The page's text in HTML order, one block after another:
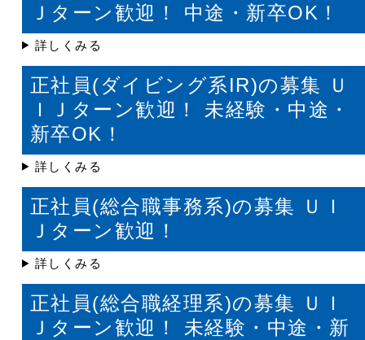
Ｊターン歓迎！ 中途・新卒OK！
詳しくみる
正社員(ダイビング系IR)の募集 Ｕ
ＩＪターン歓迎！ 未経験・中途・
新卒OK！
詳しくみる
正社員(総合職事務系)の募集 ＵＩ
Ｊターン歓迎！
詳しくみる
正社員(総合職経理系)の募集 ＵＩ
Ｊターン歓迎！ 未経験・中途・新